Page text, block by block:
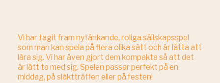
Vi har tagit fram nytänkande, roliga sällskapsspel
som man kan spela på flera olika sätt och är lätta att
lära sig. Vi har även gjort dem kompakta så att det
är lätt ta med sig. Spelen passar perfekt på en
middag, på släktträffen eller på festen!